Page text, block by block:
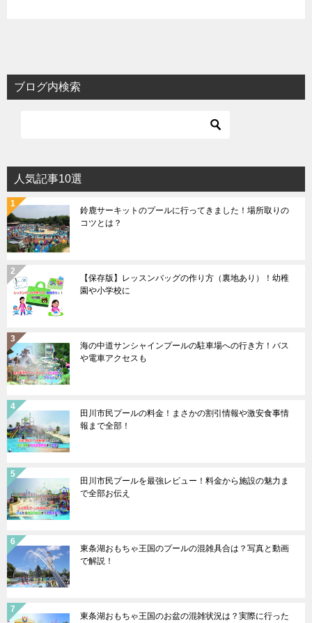
ブログ内検索
人気記事10選
鈴鹿サーキットのプールに行ってきました！場所取りの
コツとは？
【保存版】レッスンバッグの作り方（裏地あり）！幼稚
園や小学校に
海の中道サンシャインプールの駐車場への行き方！バス
や電車アクセスも
田川市民プールの料金！まさかの割引情報や激安食事情
報まで全部！
田川市民プールを最強レビュー！料金から施設の魅力ま
で全部お伝え
東条湖おもちゃ王国のプールの混雑具合は？写真と動画
で解説！
東条湖おもちゃ王国のお盆の混雑状況は？実際に行った